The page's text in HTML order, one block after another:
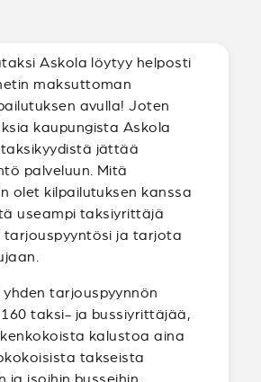
Askola löytyy helposti
maksuttoman
avulla! Joten
kaupungista Askola
jättää
palveluun. Mitä
olet kilpailutuksen kanssa
useampi taksiyrittäjä
tarjouspyyntösi ja tarjota
tarjouspyynnön
taksi- ja bussiyrittäjää,
kalustoa aina
takseista
ja isoihin busseihin,